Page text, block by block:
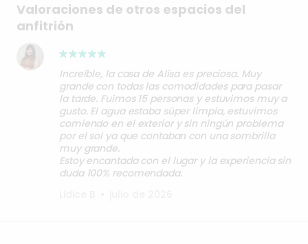
Valoraciones de otros espacios del
anfitrión
Increíble, la casa de Alisa es preciosa. Muy
grande con todas las comodidades para pasar
la tarde. Fuimos 15 personas y estuvimos muy a
gusto. El agua estaba súper limpia, estuvimos
comiendo en el exterior y sin ningún problema
por el sol ya que contaban con una sombrilla
muy grande.
Estoy encantada con el lugar y la experiencia sin
duda 100% recomendada.